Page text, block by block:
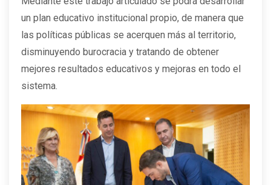
un plan educativo institucional propio, de manera que
las políticas públicas se acerquen más al territorio,
disminuyendo burocracia y tratando de obtener
mejores resultados educativos y mejoras en todo el
sistema.